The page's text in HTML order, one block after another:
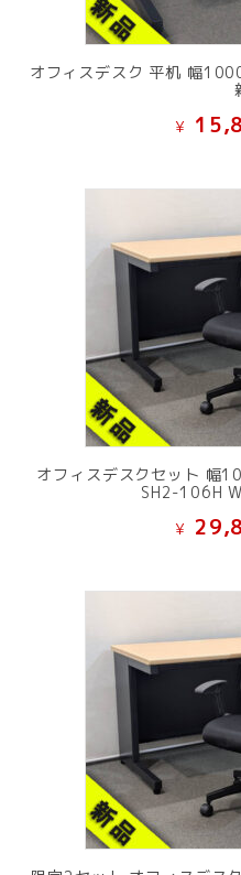
オフィスデスク 平机 幅
¥
オフィスデスクセット 幅
SH2-106H
¥